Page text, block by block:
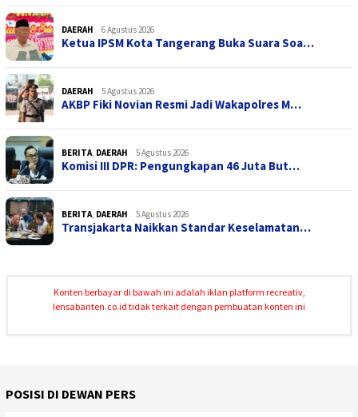
DAERAH 6 Agustus 2026
Ketua IPSM Kota Tangerang Buka Suara Soa…
DAERAH 5 Agustus 2026
AKBP Fiki Novian Resmi Jadi Wakapolres M…
BERITA, DAERAH 5 Agustus 2026
Komisi III DPR: Pengungkapan 46 Juta But…
BERITA, DAERAH 5 Agustus 2026
Transjakarta Naikkan Standar Keselamatan…
Konten berbayar di bawah ini adalah iklan platform recreativ,
lensabanten.co.id tidak terkait dengan pembuatan konten ini
POSISI DI DEWAN PERS